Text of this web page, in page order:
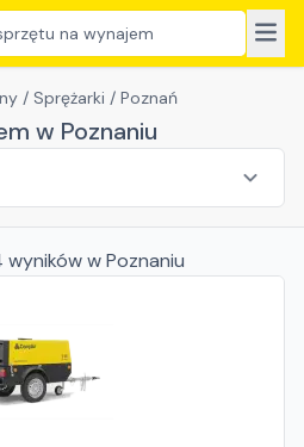
na wynajem
/ Sprężarki / Poznań
w Poznaniu
wynikóww Poznaniu